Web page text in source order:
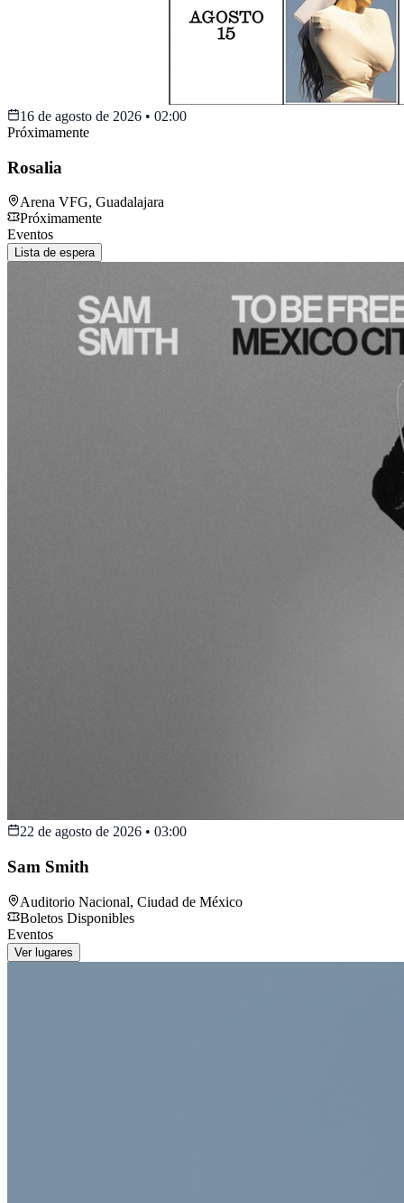
16 de agosto de 2026 • 02:00
Próximamente
Rosalia
Arena VFG, Guadalajara
Próximamente
Eventos
Lista de espera
22 de agosto de 2026 • 03:00
Sam Smith
Auditorio Nacional, Ciudad de México
Boletos Disponibles
Eventos
Ver lugares